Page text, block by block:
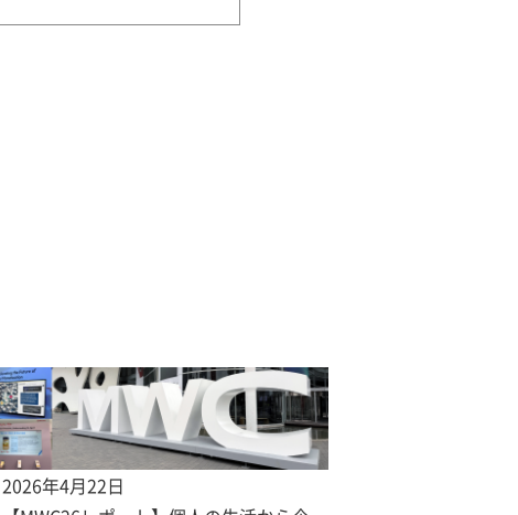
2026年4月22日